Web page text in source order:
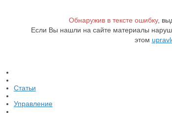
Обнаружив в тексте ошибку,
Если Вы нашли на сайте материалы
этом
Статьи
Управление